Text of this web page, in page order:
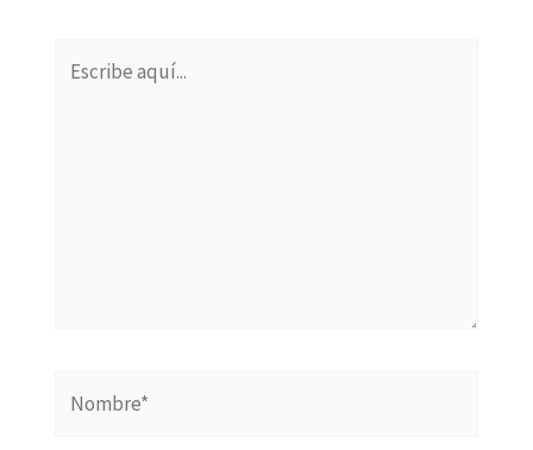
aquí...